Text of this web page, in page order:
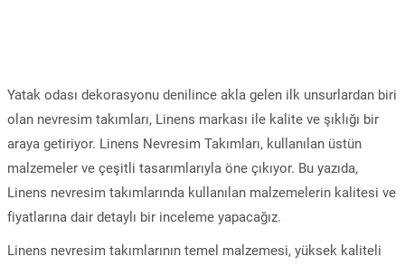
Yatak odası dekorasyonu denilince akla gelen ilk unsurlardan biri
olan nevresim takımları, Linens markası ile kalite ve şıklığı bir
araya getiriyor. Linens Nevresim Takımları, kullanılan üstün
malzemeler ve çeşitli tasarımlarıyla öne çıkıyor. Bu yazıda,
Linens nevresim takımlarında kullanılan malzemelerin kalitesi ve
fiyatlarına dair detaylı bir inceleme yapacağız.
Linens nevresim takımlarının temel malzemesi, yüksek kaliteli